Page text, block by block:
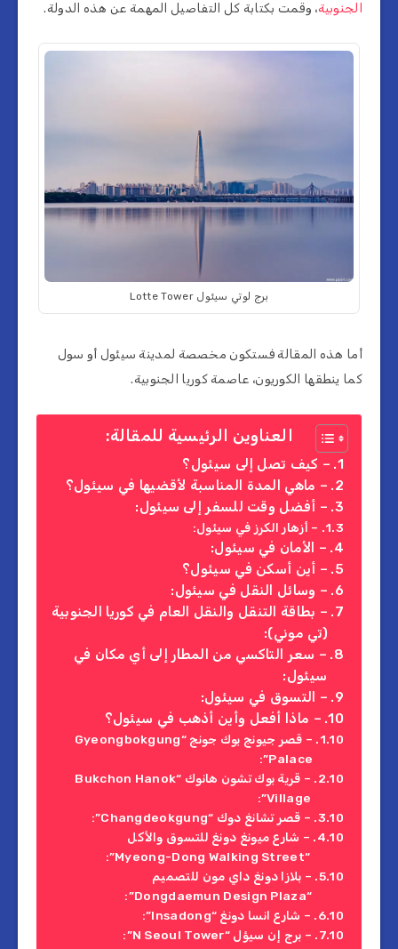
الجنوبية، وقمت بكتابة كل التفاصيل المهمة عن هذه الدولة.
برج لوتي سيئول Lotte Tower
أما هذه المقالة فستكون مخصصة لمدينة سيئول أو سول
كما ينطقها الكوريون، عاصمة كوريا الجنوبية.
العناوين الرئيسية للمقالة:
– كيف تصل إلى سيئول؟
– ماهي المدة المناسبة لأقضيها في سيئول؟
– أفضل وقت للسفر إلى سيئول:
– أزهار الكرز في سيئول:
– الأمان في سيئول:
– أين أسكن في سيئول؟
– وسائل النقل في سيئول:
– بطاقة التنقل والنقل العام في كوريا الجنوبية
(تي موني):
– سعر التاكسي من المطار إلى أي مكان في
سيئول:
– التسوق في سيئول:
– ماذا أفعل وأين أذهب في سيئول؟
– قصر جيونج بوك جونج “Gyeongbokgung
Palace”:
– قرية بوك تشون هانوك “Bukchon Hanok
Village”:
– قصر تشانغ دوك “Changdeokgung”:
– شارع ميونغ دونغ للتسوق والأكل
“Myeong-Dong Walking Street”:
– بلازا دونغ داي مون للتصميم
“Dongdaemun Design Plaza”:
– شارع انسا دونغ “Insadong”:
– برج إن سيؤل “N Seoul Tower”: